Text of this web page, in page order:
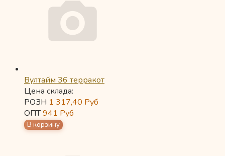
Вултайм 36 терракот
Цена склада:
РОЗН 1 317,40 Руб
ОПТ941 Руб